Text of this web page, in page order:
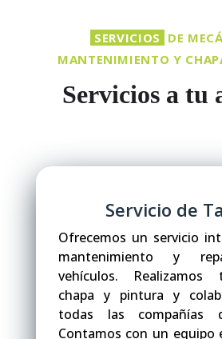
SERVICIOS DE
MANTENIMIENTO Y
Servicios a tu
Servicio de
Ofrecemos un servicio
mantenimiento y
vehículos. Realizamos
chapa y pintura y
todas las compañías
Contamos con un equipo